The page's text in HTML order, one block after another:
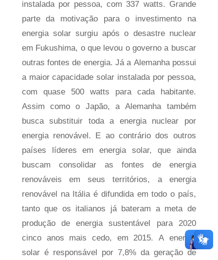
instalada por pessoa, com 337 watts. Grande
parte da motivação para o investimento na
energia solar surgiu após o desastre nuclear
em Fukushima, o que levou o governo a buscar
outras fontes de energia. Já a Alemanha possui
a maior capacidade solar instalada por pessoa,
com quase 500 watts para cada habitante.
Assim como o Japão, a Alemanha também
busca substituir toda a energia nuclear por
energia renovável. E ao contrário dos outros
países líderes em energia solar, que ainda
buscam consolidar as fontes de energia
renováveis em seus territórios, a energia
renovável na Itália é difundida em todo o país,
tanto que os italianos já bateram a meta de
produção de energia sustentável para 2020
cinco anos mais cedo, em 2015. A energia
solar é responsável por 7,8% da geração de